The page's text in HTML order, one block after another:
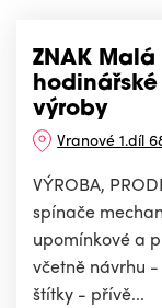
ZNAK
výroby
Vranové 1.díl
VÝROBA,
spínače
upomínkové a
včetně návrhu
štítky - přívě...